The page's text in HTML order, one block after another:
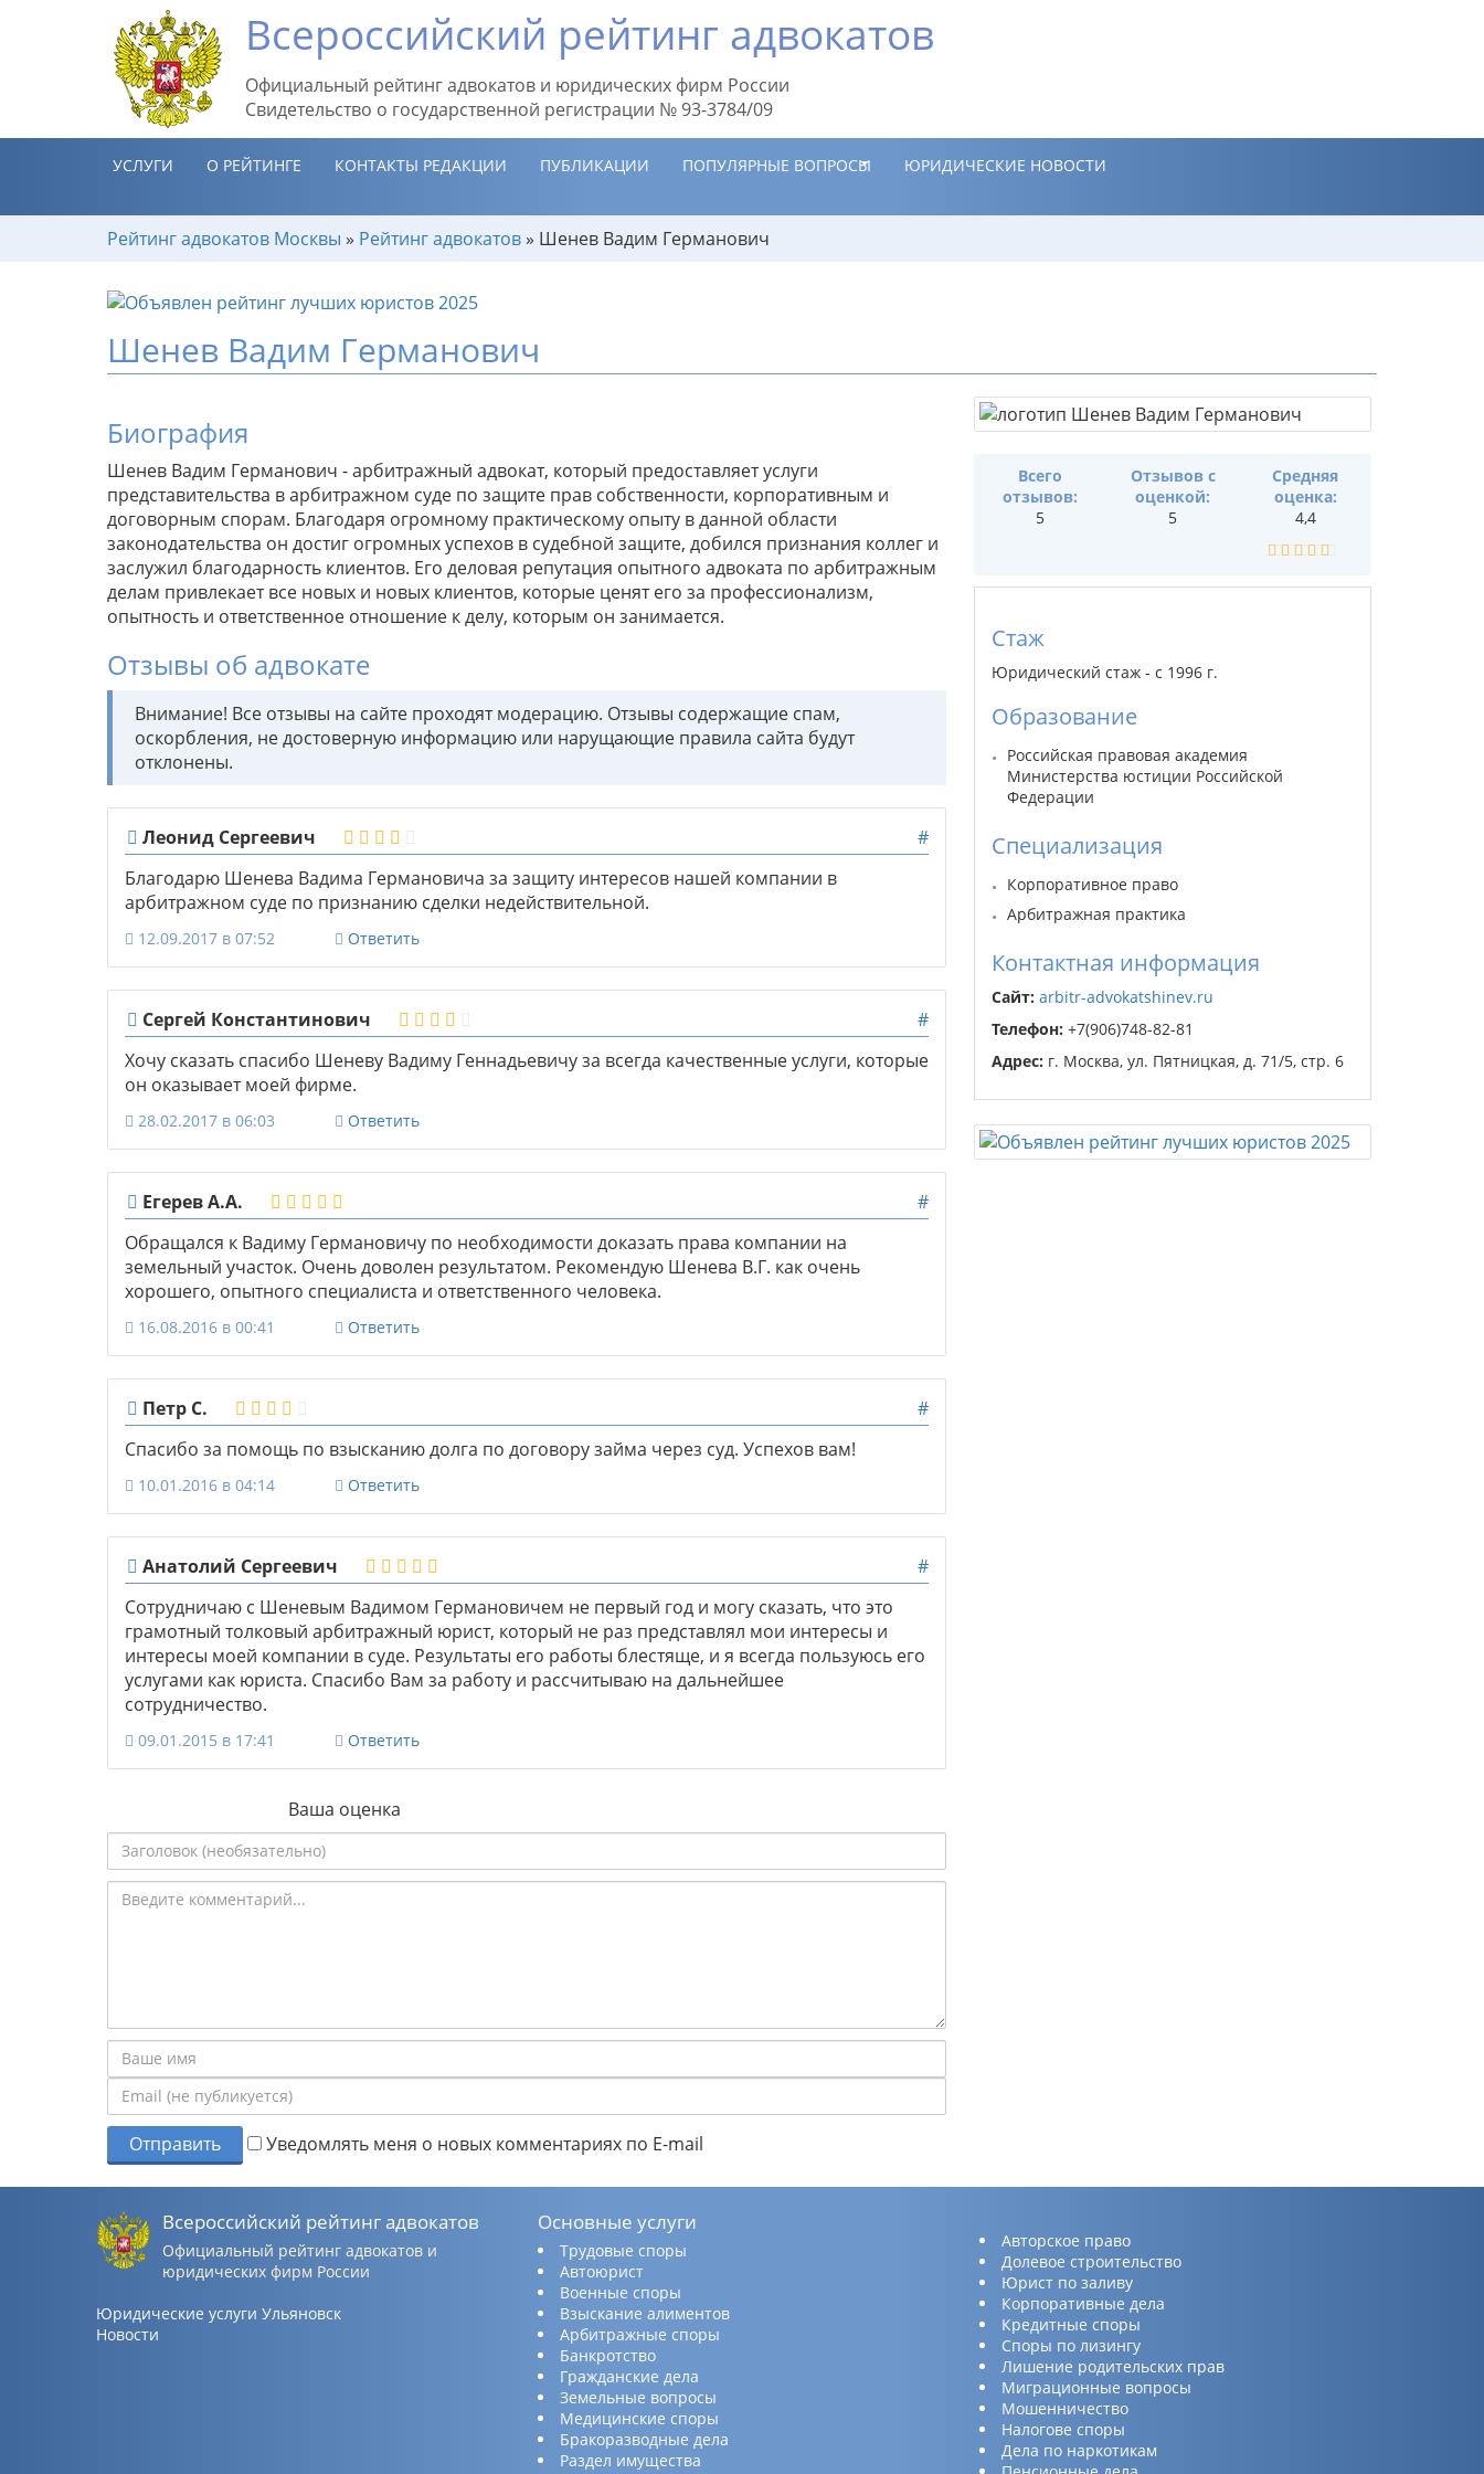
Всероссийский рейтинг адвокатов
Официальный рейтинг адвокатов и юридических фирм России
Свидетельство о государственной регистрации № 93-3784/09
УСЛУГИ О РЕЙТИНГЕ КОНТАКТЫ РЕДАКЦИИ ПУБЛИКАЦИИ ПОПУЛЯРНЫЕ ВОПРОСЫ ЮРИДИЧЕСКИЕ НОВОСТИ
Рейтинг адвокатов Москвы » Рейтинг адвокатов» Шенев Вадим Германович
Шенев Вадим Германович
Биография
Шенев Вадим Германович - арбитражный адвокат, который предоставляет услуги
представительства в арбитражном суде по защите прав собственности, корпоративным и
договорным спорам. Благодаря огромному практическому опыту в данной области
законодательства он достиг огромных успехов в судебной защите, добился признания коллег и
заслужил благодарность клиентов. Его деловая репутация опытного адвоката по арбитражным
делам привлекает все новых и новых клиентов, которые ценят его за профессионализм,
опытность и ответственное отношение к делу, которым он занимается.
Отзывы об адвокате
Внимание! Все отзывы на сайте проходят модерацию. Отзывы содержащие спам,
оскорбления, не достоверную информацию или нарущающие правила сайта будут
отклонены.
Леонид Сергеевич
#
Благодарю Шенева Вадима Германовича за защиту интересов нашей компании в
арбитражном суде по признанию сделки недействительной.
12.09.2017 в 07:52 Ответить
Сергей Константинович
#
Хочу сказать спасибо Шеневу Вадиму Геннадьевичу за всегда качественные услуги, которые
он оказывает моей фирме.
28.02.2017 в 06:03 Ответить
Егерев А.А.
#
Обращался к Вадиму Германовичу по необходимости доказать права компании на
земельный участок. Очень доволен результатом. Рекомендую Шенева В.Г. как очень
хорошего, опытного специалиста и ответственного человека.
16.08.2016 в 00:41 Ответить
Петр С.
#
Спасибо за помощь по взысканию долга по договору займа через суд. Успехов вам!
10.01.2016 в 04:14 Ответить
Анатолий Сергеевич
#
Сотрудничаю с Шеневым Вадимом Германовичем не первый год и могу сказать, что это
грамотный толковый арбитражный юрист, который не раз представлял мои интересы и
интересы моей компании в суде. Результаты его работы блестяще, и я всегда пользуюсь его
услугами как юриста. Спасибо Вам за работу и рассчитываю на дальнейшее
сотрудничество.
09.01.2015 в 17:41 Ответить
Ваша оценка
Отправить Уведомлять меня о новых комментариях по E-mail
Всего
отзывов:
5
Отзывов с
оценкой:
5
Средняя
оценка:
4,4
Стаж
Юридический стаж - с 1996 г.
Образование
Российская правовая академия
Министерства юстиции Российской
Федерации
Специализация
Корпоративное право
Арбитражная практика
Контактная информация
Сайт: arbitr-advokatshinev.ru
Телефон: +7(906)748-82-81
Адрес: г. Москва, ул. Пятницкая, д. 71/5, стр. 6
Всероссийский рейтинг адвокатов
Официальный рейтинг адвокатов и
юридических фирм России
Юридические услуги Ульяновск
Новости
Основные услуги
Трудовые споры
Автоюрист
Военные споры
Взыскание алиментов
Арбитражные споры
Банкротство
Гражданские дела
Земельные вопросы
Медицинские споры
Бракоразводные дела
Раздел имущества
Авторское право
Долевое строительство
Юрист по заливу
Корпоративные дела
Кредитные споры
Споры по лизингу
Лишение родительских прав
Миграционные вопросы
Мошенничество
Налогове споры
Дела по наркотикам